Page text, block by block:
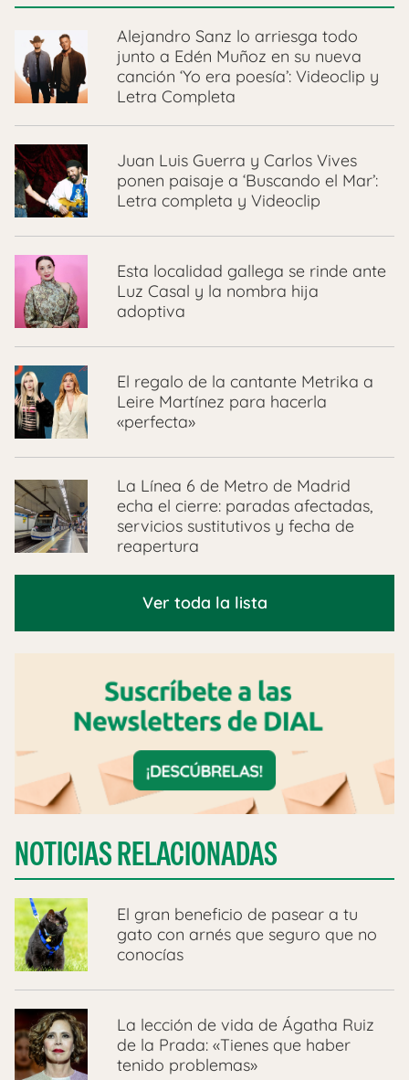
Alejandro Sanz lo arriesga todo
junto a Edén Muñoz en su nueva
canción ‘Yo era poesía’: Videoclip y
Letra Completa
Juan Luis Guerra y Carlos Vives
ponen paisaje a ‘Buscando el Mar’:
Letra completa y Videoclip
Esta localidad gallega se rinde ante
Luz Casal y la nombra hija
adoptiva
El regalo de la cantante Metrika a
Leire Martínez para hacerla
«perfecta»
La Línea 6 de Metro de Madrid
echa el cierre: paradas afectadas,
servicios sustitutivos y fecha de
reapertura
Ver toda la lista
NOTICIAS RELACIONADAS
​El gran beneficio de pasear a tu
gato con arnés que seguro que no
conocías
La lección de vida de Ágatha Ruiz
de la Prada: «Tienes que haber
tenido problemas»